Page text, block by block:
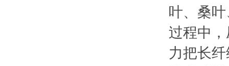
叶、桑
过程中
力把长